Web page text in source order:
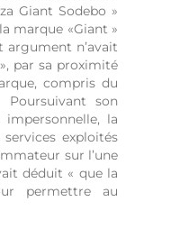
Giant Sodebo »
marque «Giant »
n’avait
par sa proximité
compris du
son
la
exploités
sur l’une
déduit « que la
permettre au